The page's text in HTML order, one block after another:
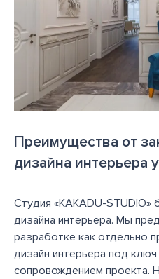
Преимущества от
дизайна интерьера
Студия «KAKADU-STUDIO»
дизайна интерьера. Мы
разработке как отдельно
дизайн интерьера под ключ
сопровождением проекта.